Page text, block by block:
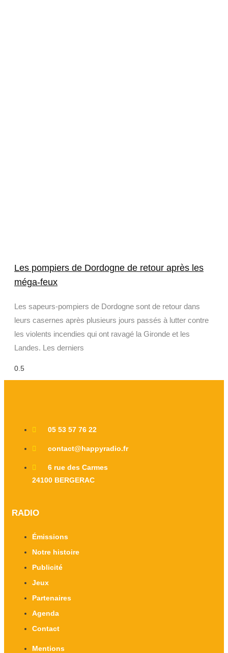
Les pompiers de Dordogne de retour après les
méga-feux
Les sapeurs-pompiers de Dordogne sont de retour dans
leurs casernes après plusieurs jours passés à lutter contre
les violents incendies qui ont ravagé la Gironde et les
Landes. Les derniers
05 53 57 76 22
contact@happyradio.fr
6 rue des Carmes
24100 BERGERAC
RADIO
Émissions
Notre histoire
Publicité
Jeux
Partenaires
Agenda
Contact
Mentions